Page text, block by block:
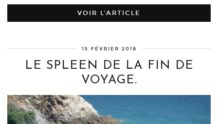
VOIR L’ARTICLE
15 FÉVRIER 2018
LE SPLEEN DE LA FIN DE
VOYAGE.